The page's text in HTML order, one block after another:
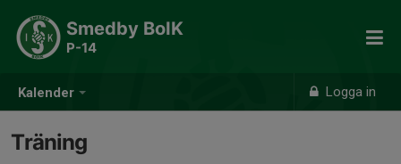
Kalender Logga in
Smedby BoIK
P-14
Träning